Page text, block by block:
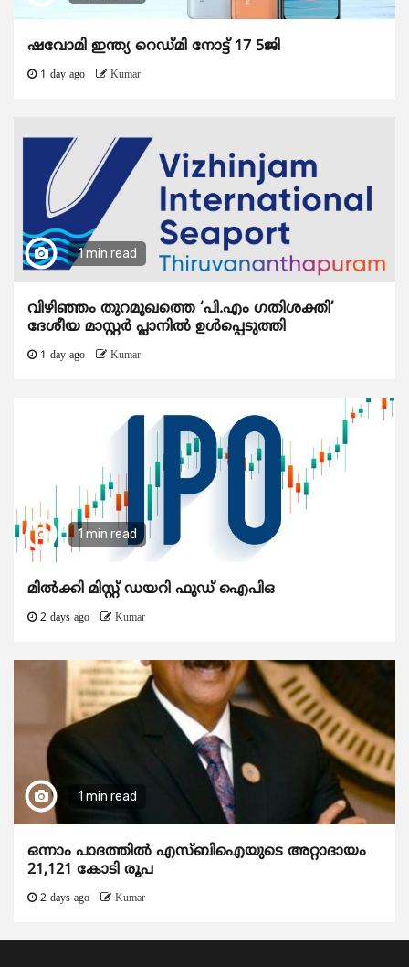
ഷവോമി ഇന്ത്യ റെഡ്മി നോട്ട് 17 5ജി
1 day ago Kumar
1 min read
വിഴിഞ്ഞം തുറമുഖത്തെ ‘പി.എം ഗതിശക്തി’
ദേശീയ മാസ്റ്റർ പ്ലാനിൽ ഉൾപ്പെടുത്തി
1 day ago Kumar
1 min read
മിൽക്കി മിസ്റ്റ് ഡയറി ഫുഡ് ഐപിഒ
2 days ago Kumar
1 min read
ഒന്നാം പാദത്തിൽ എസ്ബിഐയുടെ അറ്റാദായം
21,121 കോടി രൂപ
2 days ago Kumar